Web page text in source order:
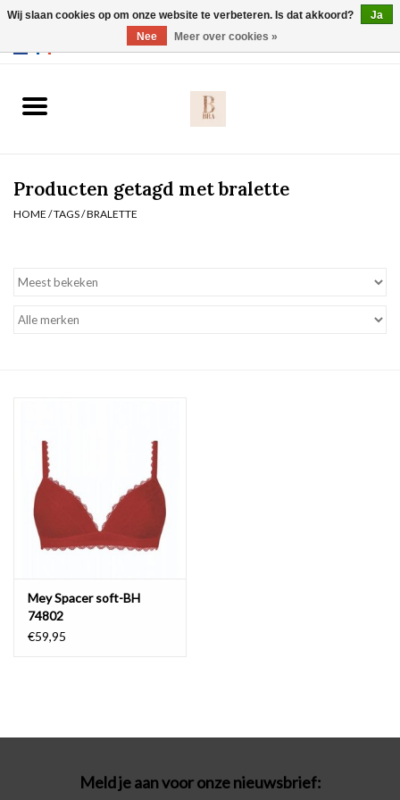
Slip
Nachtmode
Badmode
Lingerie-accessoires
Cadeaubonnen
Producten getagd met bralette
HOME /TAGS/BRALETTE
Mey Spacer soft-BH
74802
€59,95
Meld je aan voor onze nieuwsbrief:
Wij slaan cookies op om onze website te verbeteren. Is dat akkoord?
Ja
Nee
Meer over cookies »
Webshop werkt met EU maten. .